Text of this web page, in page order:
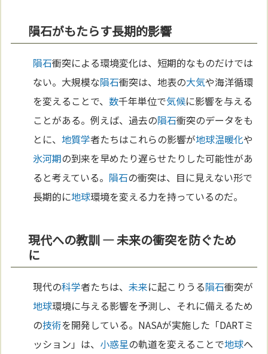
隕石がもたらす長期的影響
隕石衝突による環境変化は、短期的なものだけでは
ない。大規模な隕石衝突は、地表の大気や海洋循環
を変えることで、数千年単位で気候に影響を与える
ことがある。例えば、過去の隕石衝突のデータをも
とに、地質学者たちはこれらの影響が地球温暖化や
氷河期の到来を早めたり遅らせたりした可能性があ
ると考えている。 隕石の衝突は、目に見えない形で
長期的に地球環境を変える力を持っているのだ。
現代への教訓 — 未来の衝突を防ぐため
に
現代の科学者たちは、未来に起こりうる隕石衝突が
地球環境に与える影響を予測し、それに備えるため
の技術を開発している。NASAが実施した「DARTミ
ッション」は、 小惑星の軌道を変えることで地球へ